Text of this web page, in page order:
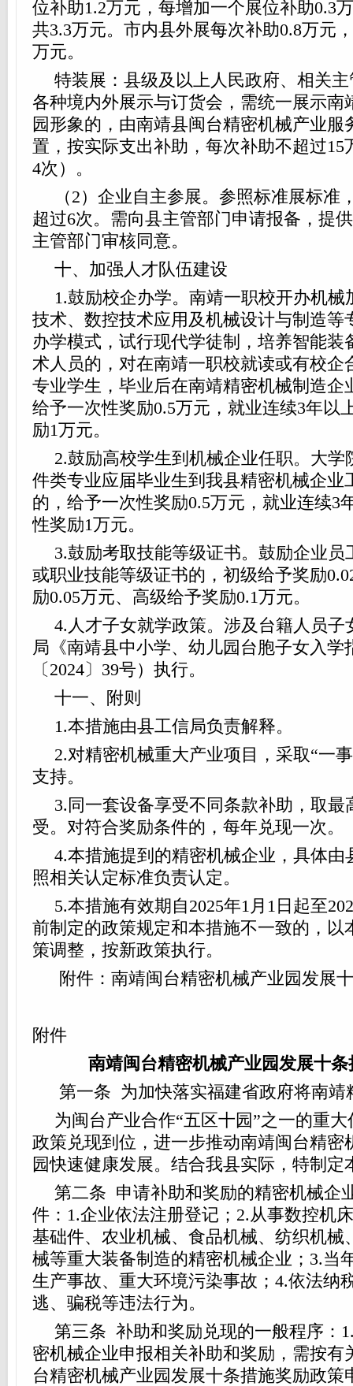
位补助1.2万元，每增加一个展位补助0.3
共3.3万元。市内县外展每次补助0.8万元
万元。
特装展：县级及以上人民政府、相关
各种境内外展示与订货会，需统一展示南
园形象的，由南靖县闽台精密机械产业服
置，按实际支出补助，每次补助不超过15
4次）。
（2）企业自主参展。参照标准展标准
超过6次。需向县主管部门申请报备，提
主管部门审核同意。
十、加强人才队伍建设
1.鼓励校企办学。南靖一职校开办机
技术、数控技术应用及机械设计与制造等
办学模式，试行现代学徒制，培养智能装
术人员的，对在南靖一职校就读或有校企
专业学生，毕业后在南靖精密机械制造企
给予一次性奖励0.5万元，就业连续3年以
励1万元。
2.鼓励高校学生到机械企业任职。大学
件类专业应届毕业生到我县精密机械企业
的，给予一次性奖励0.5万元，就业连续3
性奖励1万元。
3.鼓励考取技能等级证书。鼓励企业员
或职业技能等级证书的，初级给予奖励
励0.05万元、高级给予奖励0.1万元。
4.人才子女就学政策。涉及台籍人员子
局《南靖县中小学、幼儿园台胞子女入学
〔2024〕39号）执行。
十一、附则
1.本措施由县工信局负责解释。
2.对精密机械重大产业项目，采取“一
支持。
3.同一套设备享受不同条款补助，取最
受。对符合奖励条件的，每年兑现一次。
4.本措施提到的精密机械企业，具体由
照相关认定标准负责认定。
5.本措施有效期自2025年1月1日起至
前制定的政策规定和本措施不一致的，以
策调整，按新政策执行。
附件：南靖闽台精密机械产业园发展
附件
南靖闽台精密机械产业园发展十
第一条 为加快落实福建省政府将南靖
为闽台产业合作“五区十园”之一的重
政策兑现到位，进一步推动南靖闽台精密
园快速健康发展。结合我县实际，特制定
第二条 申请补助和奖励的精密机械企
件：1.企业依法注册登记；2.从事数控机
基础件、农业机械、食品机械、纺织机械
械等重大装备制造的精密机械企业；3.当
生产事故、重大环境污染事故；4.依法纳
逃、骗税等违法行为。
第三条 补助和奖励兑现的一般程序：
密机械企业申报相关补助和奖励，需按有
台精密机械产业园发展十条措施奖励政策